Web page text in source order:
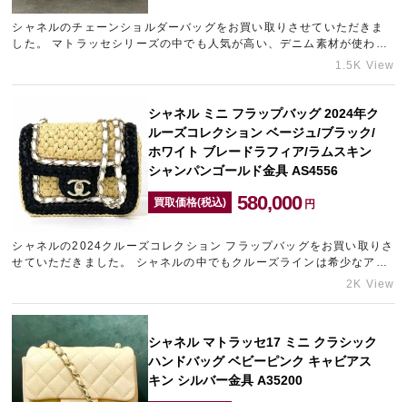
シャネルのチェーンショルダーバッグをお買い取りさせていただきま
した。 マトラッセシリーズの中でも人気が高い、デニム素材が使われ
たバッグです。 需要の高いお品物を新品同様の状態でお持ち込…1.5K View
シャネル ミニ フラップバッグ 2024年ク
ルーズコレクション ベージュ/ブラック/
ホワイト ブレードラフィア/ラムスキン
シャンパンゴールド金具 AS4556
買取価格(税込) 580,000 円
シャネルの2024クルーズコレクション フラップバッグをお買い取りさ
せていただきました。 シャネルの中でもクルーズラインは希少なアイ
テムばかりで、中古市場でもなかなか見かけることがないため、高…
2K View
シャネル マトラッセ17 ミニ クラシック
ハンドバッグ ベビーピンク キャビアス
キン シルバー金具 A35200